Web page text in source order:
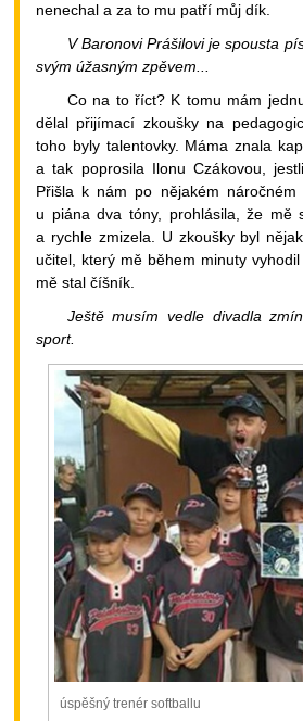
nenechal a za to mu patří můj dík.
V Baronovi Prášilovi je spousta
svým úžasným zpěvem...
Co na to říct? K tomu mám
dělal přijímací zkoušky na
toho byly talentovky. Máma znala
a tak poprosila Ilonu Czákovou,
Přišla k nám po nějakém
u piána dva tóny, prohlásila, že mě
a rychle zmizela. U zkoušky byl
učitel, který mě během minuty
mě stal číšník.
Ještě musím vedle divadla
sport.
úspěšný trenér softballu